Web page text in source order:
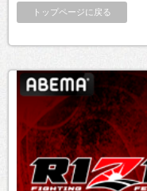
トップページに戻る